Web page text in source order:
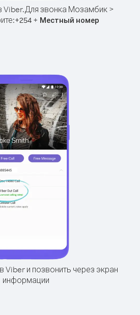
Viber.Для звонка Мозамбик >
+254 + Местный номер
Viber и позвонить через экран
информации